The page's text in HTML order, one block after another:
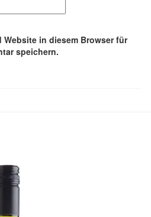
Website in diesem Browser für
speichern.